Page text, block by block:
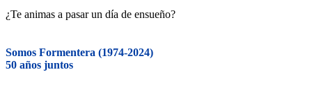
¿Te animas a pasar un día de ensueño?
Somos Formentera (1974-2024)
50 años juntos